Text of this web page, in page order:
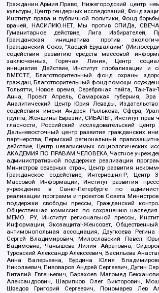
Гражданин.Армия.Право, Нижегородский центр
культуры, Центр гендерных исследований, Фонд
Институт права и публичной политики, Фонд
врачей, НАСИЛИЮ.НЕТ, Мы против СПИДа, СВЕЧА,
Гуманитарное действие, Лига Избирателей,
Гражданская инициатива против
Гражданский Союз, "Хасдей Ерушалаим"
содействия развитию средств массовой
заключенных, Горячая Линия, Центр
инициатив Действие, Институт глобализации и
ВМЕСТЕ, Благотворительный фонд охраны
граждан, Благотворительный фонд помощи
Тольятти, Новое время, Серебряная тайга, Так-
Анна, Проект Апрель, Самарская губерния,
Аналитический Центр Юрия Левады,
содействия имени Андрея Рылькова, Сфера,
группа, Женщины Евразии, СИБАЛЬТ, Институт прав
гласности, Российский исследовательский
Дальневосточный центр развития гражданских
партнерства, Пермский региональный
действие, Центр независимых социологических
АКАДЕМИЯ ПО ПРАВАМ ЧЕЛОВЕКА, Частное
административной поддержке реализации
Министров северных стран, Центр развития
Гражданское содействие, Интернешнл-Р, Центр
Массовой Информации, Институт развития
учреждение в Санкт-Петербурге по
реализации программ и проектов Совета
поддержки свободы прессы, Гражданский
Общественная комиссия по сохранению
МЕМО. РУ, Институт региональной прессы,
Информации, Экозащита!-Женсовет, Общественный
антимонопольная ассоциация, Дзугкоева Регина
Сергей Владимирович, Милославский Павел
Вадимовна, Чанышева Лилия Айратовна,
Туровский Александр Алексеевич, Васильева
Анна Валерьевна, Бурдина Юлия
Николаевич, Пивоваров Андрей Сергеевич, Дугин
Виталий Евгеньевич, Барахоев Магомед
Александрович, Шарипков Олег Викторович,
Шведов Григорий Сергеевич, Пономарев Лев